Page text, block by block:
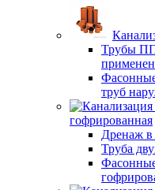
Трубы ПП
труб
гофрированная
Дренаж в
Труба